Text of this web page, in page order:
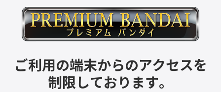
ご利用の端末からのアクセスを
制限しております。